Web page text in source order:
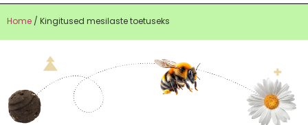
Home / Kingitused mesilaste toetuseks